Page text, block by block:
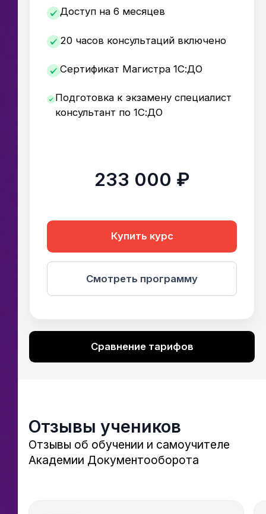
Доступ на 6 месяцев
20 часов консультаций включено
Сертификат Магистра 1С:ДО
Подготовка к экзамену специалист
консультант по 1С:ДО
233 000 ₽
Смотреть программу
Купить курс
Сравнение тарифов
Отзывы учеников
Отзывы об обучении и самоучителе
Академии Документооборота